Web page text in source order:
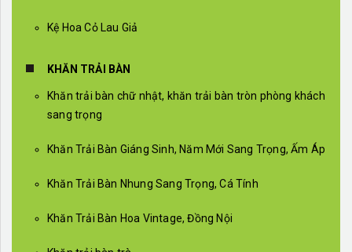
Kệ Hoa Cỏ Lau Giả
KHĂN TRẢI BÀN
Khăn trải bàn chữ nhật, khăn trải bàn tròn phòng khách
sang trọng
Khăn Trải Bàn Giáng Sinh, Năm Mới Sang Trọng, Ấm Áp
Khăn Trải Bàn Nhung Sang Trọng, Cá Tính
Khăn Trải Bàn Hoa Vintage, Đồng Nội